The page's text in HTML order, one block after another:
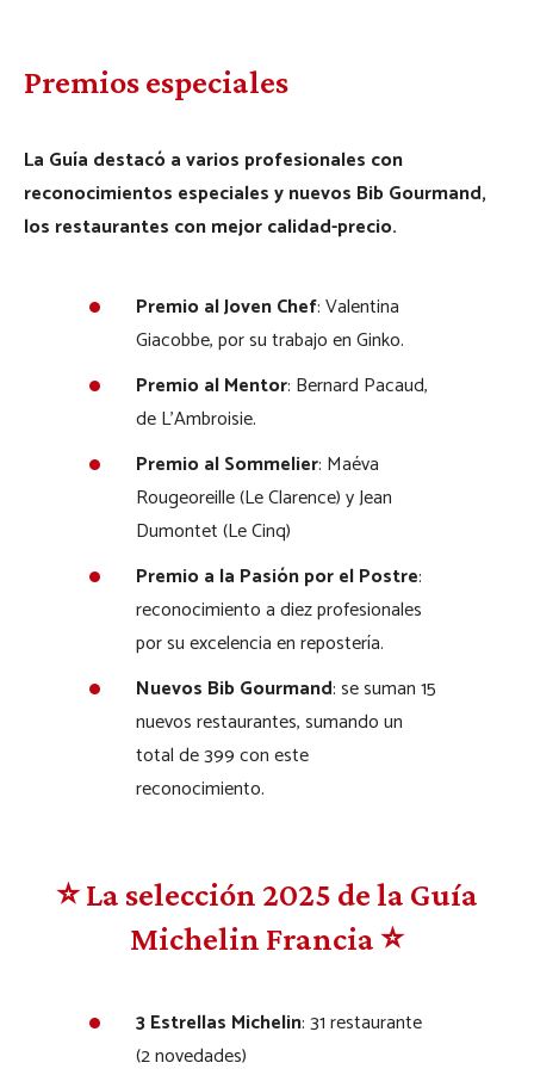
Premios especiales
La Guía destacó a varios profesionales con
reconocimientos especiales y nuevos Bib Gourmand,
los restaurantes con mejor calidad-precio.
Premio al Joven Chef: Valentina
Giacobbe, por su trabajo en Ginko.
Premio al Mentor: Bernard Pacaud,
de L’Ambroisie.
Premio al Sommelier: Maéva
Rougeoreille (Le Clarence) y Jean
Dumontet (Le Cinq)
Premio a la Pasión por el Postre:
reconocimiento a diez profesionales
por su excelencia en repostería.
Nuevos Bib Gourmand: se suman 15
nuevos restaurantes, sumando un
total de 399 con este
reconocimiento.
⭐ La selección 2025 de la Guía
Michelin Francia ⭐
3 Estrellas Michelin: 31 restaurante
(2 novedades)